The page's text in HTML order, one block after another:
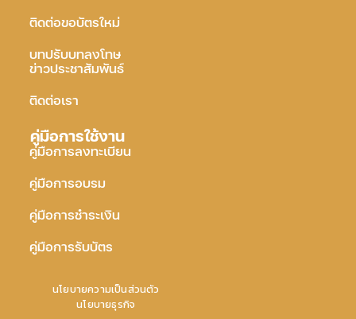
ติดต่อขอบัตรใหม่
บทปรับบทลงโทษ
ข่าวประชาสัมพันธ์
ติดต่อเรา
คู่มือการใช้งาน
คู่มือการลงทะเบียน
คู่มือการอบรม
คู่มือการชำระเงิน
คู่มือการรับบัตร
นโยบายความเป็นส่วนตัว
นโยบายธุรกิจ